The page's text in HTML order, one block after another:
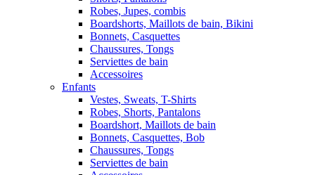
Robes, Jupes, combis
Boardshorts, Maillots de bain, Bikini
Bonnets, Casquettes
Chaussures, Tongs
Serviettes de bain
Accessoires
Enfants
Vestes, Sweats, T-Shirts
Robes, Shorts, Pantalons
Boardshort, Maillots de bain
Bonnets, Casquettes, Bob
Chaussures, Tongs
Serviettes de bain